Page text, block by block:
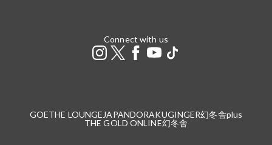
Connect with us
GOETHE LOUNGE JAPANDORAKUGINGER幻冬舎plus
THE GOLD ONLINE幻冬舎